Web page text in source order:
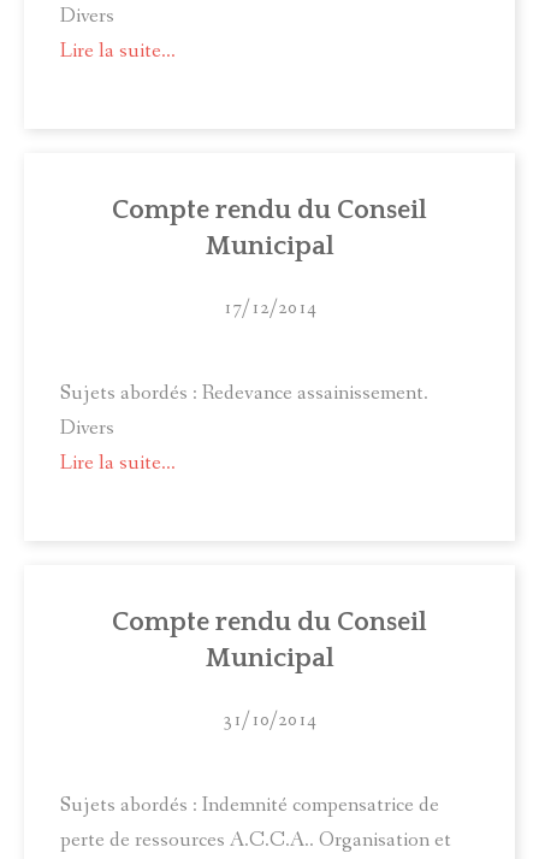
Divers
Lire la suite...
Compte rendu du Conseil
Municipal
17/12/2014
Sujets abordés : Redevance assainissement.
Divers
Lire la suite...
Compte rendu du Conseil
Municipal
31/10/2014
Sujets abordés : Indemnité compensatrice de
perte de ressources A.C.C.A.. Organisation et